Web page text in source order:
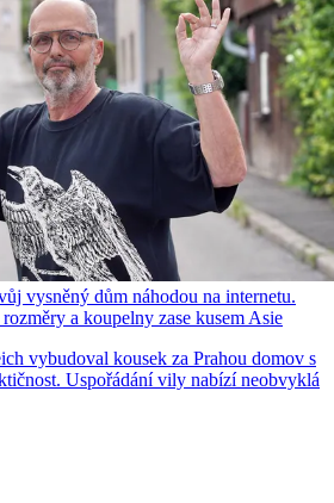
vysněný dům náhodou na internetu.
a koupelny zase kusem Asie
vybudoval kousek za Prahou domov s
Uspořádání vily nabízí neobvyklá